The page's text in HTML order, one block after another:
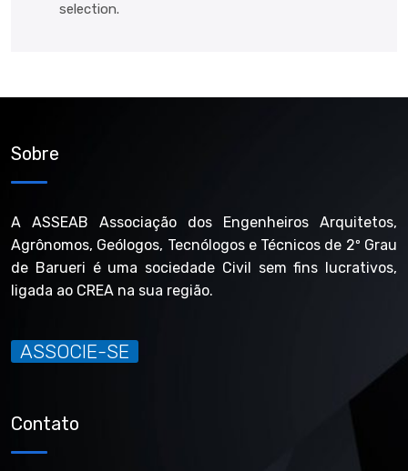
selection.
Sobre
A ASSEAB Associação dos Engenheiros Arquitetos,
Agrônomos, Geólogos, Tecnólogos e Técnicos de 2º Grau
de Barueri é uma sociedade Civil sem fins lucrativos,
ligada ao CREA na sua região.
ASSOCIE-SE
Contato